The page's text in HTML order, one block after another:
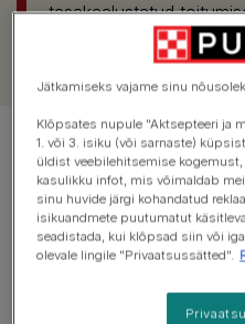
tasakaalustatud
tervise nii praegu kui ka
tervise nimel nii täna
Jätkamiseks vajame sinu
Klõpsates nupule "Aktsepteeri ja
1. või 3. isiku (või sarnaste)
üldist veebilehitsemise
kasulikku infot, mis võimaldab
sinu huvide järgi kohandatud
isikuandmete puutumatut
seadistada, kui klõpsad siin või
olevale lingile "Privaatsussätted".